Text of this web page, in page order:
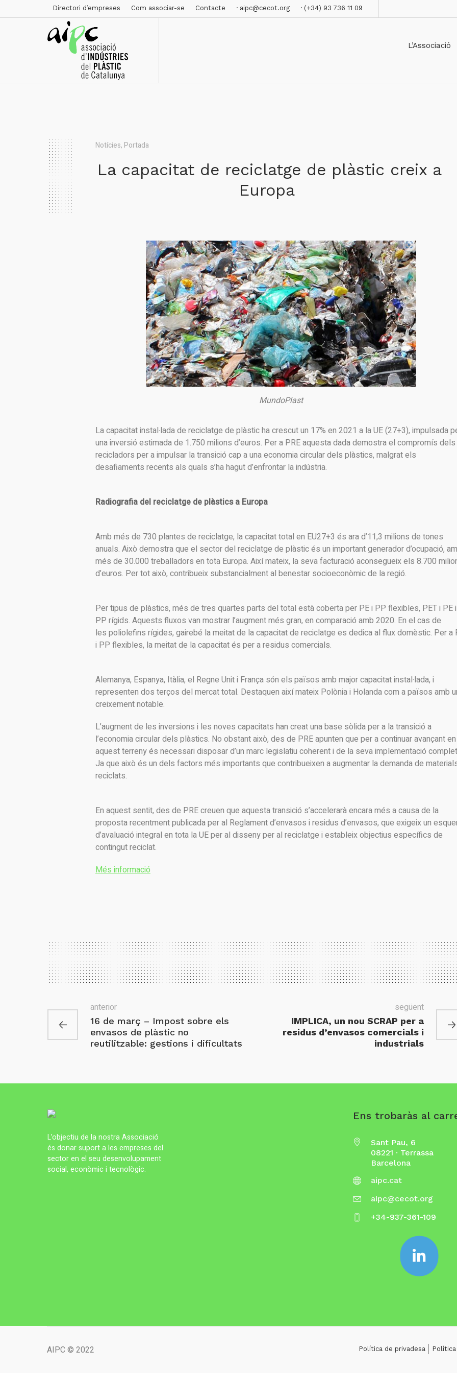
Directori d’empreses Com associar-se Contacte · aipc@cecot.org · (+34) 93 736 11 09
L’Associació
Notícies, Portada
La capacitat de reciclatge de plàstic creix a
Europa
MundoPlast
La capacitat instal·lada de reciclatge de plàstic ha crescut un 17% en 2021 a la UE (27+3), impulsada
una inversió estimada de 1.750 milions d’euros. Per a PRE aquesta dada demostra el compromís dels
recicladors per a impulsar la transició cap a una economia circular dels plàstics, malgrat els
desafiaments recents als quals s’ha hagut d’enfrontar la indústria.
Radiografia del reciclatge de plàstics a Europa
Amb més de 730 plantes de reciclatge, la capacitat total en EU27+3 és ara d’11,3 milions de tones
anuals. Això demostra que el sector del reciclatge de plàstic és un important generador d’ocupació,
més de 30.000 treballadors en tota Europa. Així mateix, la seva facturació aconsegueix els 8.700
d’euros. Per tot això, contribueix substancialment al benestar socioeconòmic de la regió.
Per tipus de plàstics, més de tres quartes parts del total està coberta per PE i PP flexibles, PET i PE i
PP rígids. Aquests fluxos van mostrar l’augment més gran, en comparació amb 2020. En el cas de
les poliolefins rígides, gairebé la meitat de la capacitat de reciclatge es dedica al flux domèstic. Per a
i PP flexibles, la meitat de la capacitat és per a residus comercials.
Alemanya, Espanya, Itàlia, el Regne Unit i França són els països amb major capacitat instal·lada, i
representen dos terços del mercat total. Destaquen així mateix Polònia i Holanda com a països amb
creixement notable.
L’augment de les inversions i les noves capacitats han creat una base sòlida per a la transició a
l’economia circular dels plàstics. No obstant això, des de PRE apunten que per a continuar avançant en
aquest terreny és necessari disposar d’un marc legislatiu coherent i de la seva implementació
Ja que això és un dels factors més importants que contribueixen a augmentar la demanda de
reciclats.
En aquest sentit, des de PRE creuen que aquesta transició s’accelerarà encara més a causa de la
proposta recentment publicada per al Reglament d’envasos i residus d’envasos, que exigeix un
d’avaluació integral en tota la UE per al disseny per al reciclatge i estableix objectius específics de
contingut reciclat.
Més informació
16 de març – Impost sobre els
envasos de plàstic no
reutilitzable: gestions i dificultats
anterior
IMPLICA, un nou SCRAP per a
residus d’envasos comercials i
industrials
següent
L’objectiu de la nostra Associació
és donar suport a les empreses del
sector en el seu desenvolupament
social, econòmic i tecnològic.
Ens trobaràs al
Sant Pau, 6
08221 · Terrassa
Barcelona
aipc.cat
aipc@cecot.org
+34-937-361-109
AIPC © 2022 Política de privadesa